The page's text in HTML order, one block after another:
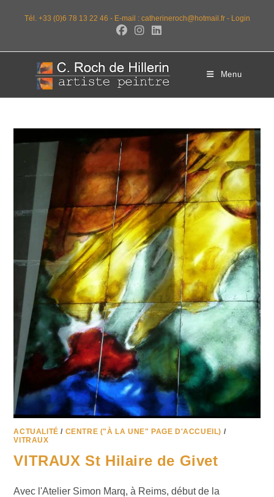
Tél. +33 (0)6 78 13 22 46 - E-mail : catherineroch@hotmail.fr - Login
Menu
ACTUALITÉ / CENTRE ("À LA UNE" PAGE D'ACCUEIL) /
VITRAUX
VITRAUX St Hilaire de Givet
Avec l'Atelier Simon Marq, à Reims, début de la